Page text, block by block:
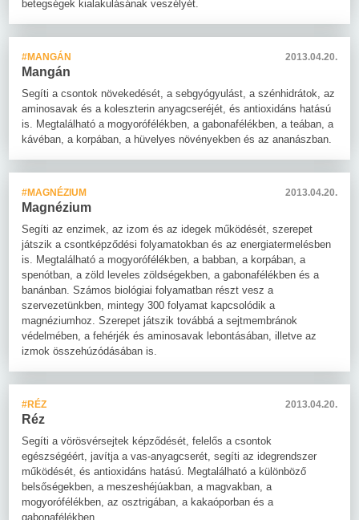
betegségek kialakulásának veszélyét.
#MANGÁN 2013.04.20.
Mangán
Segíti a csontok növekedését, a sebgyógyulást, a szénhidrátok, az
aminosavak és a koleszterin anyagcseréjét, és antioxidáns hatású
is. Megtalálható a mogyorófélékben, a gabonafélékben, a teában, a
kávéban, a korpában, a hüvelyes növényekben és az ananászban.
#MAGNÉZIUM 2013.04.20.
Magnézium
Segíti az enzimek, az izom és az idegek működését, szerepet
játszik a csontképződési folyamatokban és az energiatermelésben
is. Megtalálható a mogyorófélékben, a babban, a korpában, a
spenótban, a zöld leveles zöldségekben, a gabonafélékben és a
banánban. Számos biológiai folyamatban részt vesz a
szervezetünkben, mintegy 300 folyamat kapcsolódik a
magnéziumhoz. Szerepet játszik továbbá a sejtmembránok
védelmében, a fehérjék és aminosavak lebontásában, illetve az
izmok összehúzódásában is.
#RÉZ 2013.04.20.
Réz
Segíti a vörösvérsejtek képződését, felelős a csontok
egészségéért, javítja a vas-anyagcserét, segíti az idegrendszer
működését, és antioxidáns hatású. Megtalálható a különböző
belsőségekben, a meszeshéjúakban, a magvakban, a
mogyorófélékben, az osztrigában, a kakaóporban és a
gabonafélékben.